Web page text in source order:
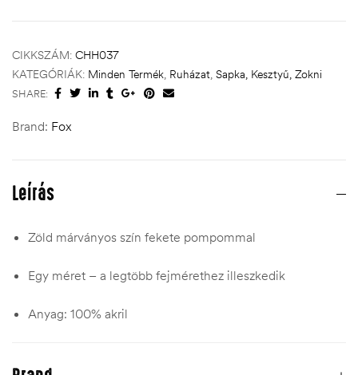
CIKKSZÁM: CHH037
KATEGÓRIÁK: Minden Termék, Ruházat, Sapka, Kesztyű, Zokni
SHARE:
Brand: Fox
Leírás
Zöld márványos szín fekete pompommal
Egy méret – a legtöbb fejmérethez illeszkedik
Anyag: 100% akril